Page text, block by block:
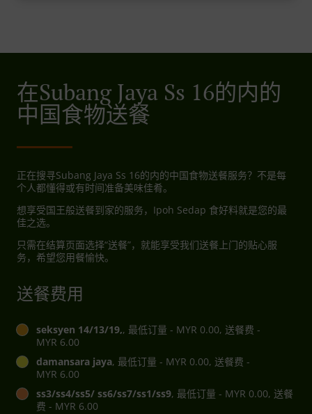
在Subang Jaya Ss 16的内的
中国食物送餐
正在搜寻Subang Jaya Ss 16的内的中国食物送餐服务？不是每
个人都懂得或有时间准备美味佳肴。
想享受国王般送餐到家的服务，Ipoh Sedap 食好料就是您的最
佳之选。
只需在结算页面选择“送餐”，就能享受我们送餐上门的贴心服
务，希望您用餐愉快。
送餐费用
seksyen 14/13/19,, 最低订量 - MYR 0.00, 送餐费 -
MYR 6.00
damansara jaya, 最低订量 - MYR 0.00, 送餐费 -
MYR 6.00
ss3/ss4/ss5/ ss6/ss7/ss1/ss9, 最低订量 - MYR 0.00, 送餐
费 - MYR 6.00